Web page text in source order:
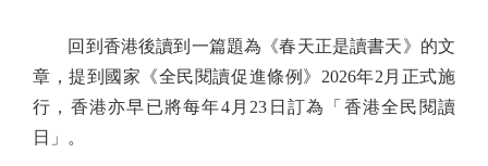
回到香港後讀到一篇題為《春天正是讀書天》的文
章，提到國家《全民閱讀促進條例》2026年2月正式施
行，香港亦早已將每年4月23日訂為「香港全民閱讀
日」。